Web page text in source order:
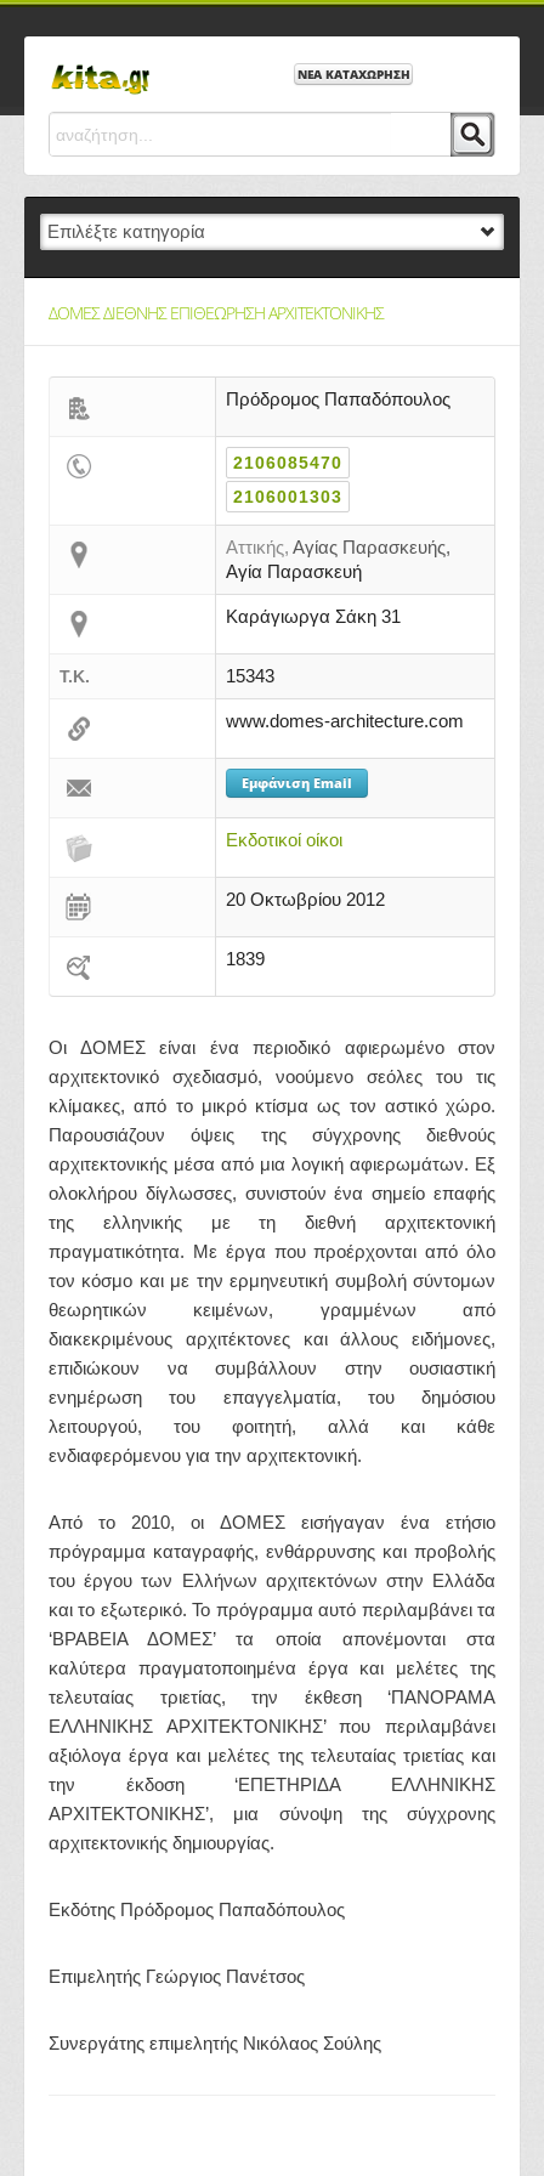
ΝΕΑ ΚΑΤΑΧΩΡΗΣΗ
ΔΟΜΕΣ ΔΙΕΘΝΗΣ ΕΠΙΘΕΩΡΗΣΗ ΑΡΧΙΤΕΚΤΟΝΙΚΗΣ
Πρόδρομος Παπαδόπουλος
2106085470
2106001303
Αττικής, Αγίας Παρασκευής,
Αγία Παρασκευή
Καράγιωργα Σάκη 31
Τ.Κ. 15343
www.domes-architecture.com
Εμφάνιση Email
Εκδοτικοί οίκοι
20 Οκτωβρίου 2012
1839
Οι ΔΟΜΕΣ είναι ένα περιοδικό αφιερωμένο στον
αρχιτεκτονικό σχεδιασμό, νοούμενο σεόλες του τις
κλίμακες, από το μικρό κτίσμα ως τον αστικό χώρο.
Παρουσιάζουν όψεις της σύγχρονης διεθνούς
αρχιτεκτονικής μέσα από μια λογική αφιερωμάτων. Εξ
ολοκλήρου δίγλωσσες, συνιστούν ένα σημείο επαφής
της ελληνικής με τη διεθνή αρχιτεκτονική
πραγματικότητα. Με έργα που προέρχονται από όλο
τον κόσμο και με την ερμηνευτική συμβολή σύντομων
θεωρητικών κειμένων, γραμμένων από
διακεκριμένους αρχιτέκτονες και άλλους ειδήμονες,
επιδιώκουν να συμβάλλουν στην ουσιαστική
ενημέρωση του επαγγελματία, του δημόσιου
λειτουργού, του φοιτητή, αλλά και κάθε
ενδιαφερόμενου για την αρχιτεκτονική.
Από το 2010, οι ΔΟΜΕΣ εισήγαγαν ένα ετήσιο
πρόγραμμα καταγραφής, ενθάρρυνσης και προβολής
του έργου των Ελλήνων αρχιτεκτόνων στην Ελλάδα
και το εξωτερικό. Το πρόγραμμα αυτό περιλαμβάνει τα
‘ΒΡΑΒΕΙΑ ΔΟΜΕΣ’ τα οποία απονέμονται στα
καλύτερα πραγματοποιημένα έργα και μελέτες της
τελευταίας τριετίας, την έκθεση ‘ΠΑΝΟΡΑΜΑ
ΕΛΛΗΝΙΚΗΣ ΑΡΧΙΤΕΚΤΟΝΙΚΗΣ’ που περιλαμβάνει
αξιόλογα έργα και μελέτες της τελευταίας τριετίας και
την έκδοση ‘ΕΠΕΤΗΡΙΔΑ ΕΛΛΗΝΙΚΗΣ
ΑΡΧΙΤΕΚΤΟΝΙΚΗΣ’, μια σύνοψη της σύγχρονης
αρχιτεκτονικής δημιουργίας.
Εκδότης Πρόδρομος Παπαδόπουλος
Επιμελητής Γεώργιος Πανέτσος
Συνεργάτης επιμελητής Νικόλαος Σούλης